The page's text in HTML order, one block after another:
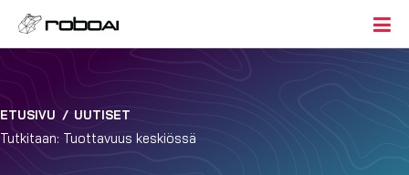
ETUSIVU / UUTISET
Tutkitaan: Tuottavuus keskiössä